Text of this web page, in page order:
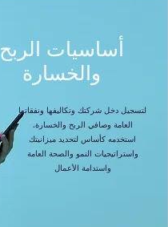
أساسيات الربح
والخسارة
لتسجيل دخل شركتك وتكاليفها ونفقاتها
العامة وصافي الربح والخسارة.
استخدمه كأساس لتحديد ميزانيتك
واستراتيجيات النمو والصحة العامة
واستدامة الأعمال